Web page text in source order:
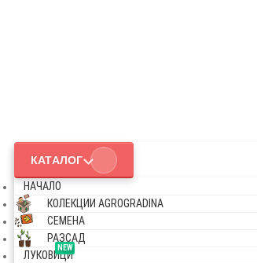
КАТАЛОГ
НАЧАЛО
КОЛЕКЦИИ AGROGRADINA
СЕМЕНА
РАЗСАД
NEW
ЛУКОВИЦИ